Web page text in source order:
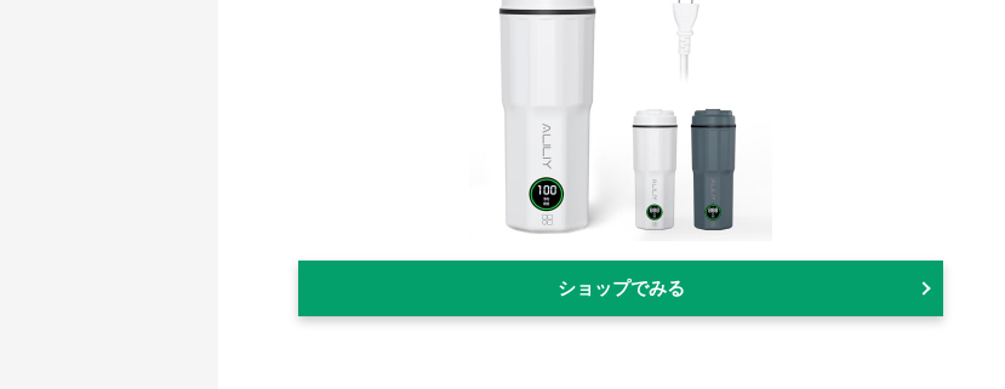
ショップでみる